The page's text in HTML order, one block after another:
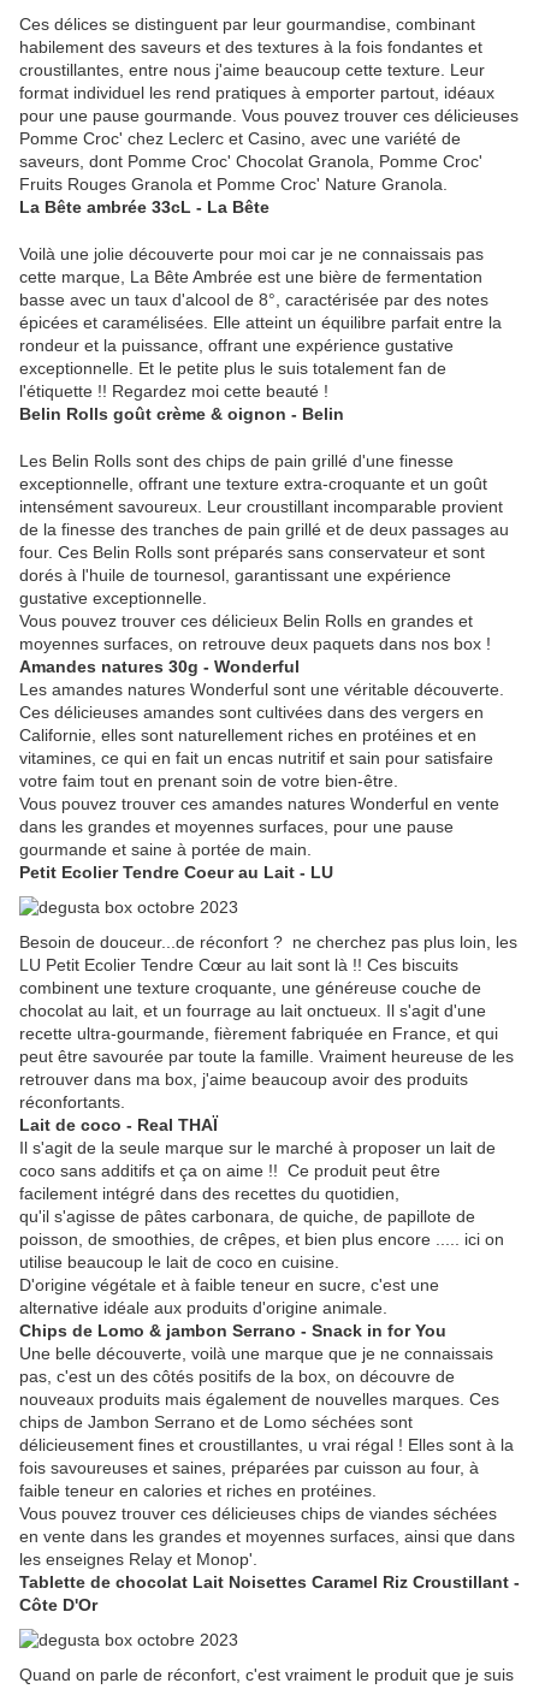
Ces délices se distinguent par leur gourmandise, combinant
habilement des saveurs et des textures à la fois fondantes et
croustillantes, entre nous j'aime beaucoup cette texture. Leur
format individuel les rend pratiques à emporter partout, idéaux
pour une pause gourmande. Vous pouvez trouver ces délicieuses
Pomme Croc' chez Leclerc et Casino, avec une variété de
saveurs, dont Pomme Croc' Chocolat Granola, Pomme Croc'
Fruits Rouges Granola et Pomme Croc' Nature Granola.
La Bête ambrée 33cL - La Bête
Voilà une jolie découverte pour moi car je ne connaissais pas
cette marque, La Bête Ambrée est une bière de fermentation
basse avec un taux d'alcool de 8°, caractérisée par des notes
épicées et caramélisées. Elle atteint un équilibre parfait entre la
rondeur et la puissance, offrant une expérience gustative
exceptionnelle. Et le petite plus le suis totalement fan de
l'étiquette !! Regardez moi cette beauté !
Belin Rolls goût crème & oignon - Belin
Les Belin Rolls sont des chips de pain grillé d'une finesse
exceptionnelle, offrant une texture extra-croquante et un goût
intensément savoureux. Leur croustillant incomparable provient
de la finesse des tranches de pain grillé et de deux passages au
four. Ces Belin Rolls sont préparés sans conservateur et sont
dorés à l'huile de tournesol, garantissant une expérience
gustative exceptionnelle.
Vous pouvez trouver ces délicieux Belin Rolls en grandes et
moyennes surfaces, on retrouve deux paquets dans nos box !
Amandes natures 30g - Wonderful
Les amandes natures Wonderful sont une véritable découverte.
Ces délicieuses amandes sont cultivées dans des vergers en
Californie, elles sont naturellement riches en protéines et en
vitamines, ce qui en fait un encas nutritif et sain pour satisfaire
votre faim tout en prenant soin de votre bien-être.
Vous pouvez trouver ces amandes natures Wonderful en vente
dans les grandes et moyennes surfaces, pour une pause
gourmande et saine à portée de main.
Petit Ecolier Tendre Coeur au Lait - LU
Besoin de douceur...de réconfort ? ne cherchez pas plus loin, les
LU Petit Ecolier Tendre Cœur au lait sont là !! Ces biscuits
combinent une texture croquante, une généreuse couche de
chocolat au lait, et un fourrage au lait onctueux. Il s'agit d'une
recette ultra-gourmande, fièrement fabriquée en France, et qui
peut être savourée par toute la famille. Vraiment heureuse de les
retrouver dans ma box, j'aime beaucoup avoir des produits
réconfortants.
Lait de coco - Real THAÏ
Il s'agit de la seule marque sur le marché à proposer un lait de
coco sans additifs et ça on aime !! Ce produit peut être
facilement intégré dans des recettes du quotidien,
qu'il s'agisse de pâtes carbonara, de quiche, de papillote de
poisson, de smoothies, de crêpes, et bien plus encore ..... ici on
utilise beaucoup le lait de coco en cuisine.
D'origine végétale et à faible teneur en sucre, c'est une
alternative idéale aux produits d'origine animale.
Chips de Lomo & jambon Serrano - Snack in for You
Une belle découverte, voilà une marque que je ne connaissais
pas, c'est un des côtés positifs de la box, on découvre de
nouveaux produits mais également de nouvelles marques. Ces
chips de Jambon Serrano et de Lomo séchées sont
délicieusement fines et croustillantes, u vrai régal ! Elles sont à la
fois savoureuses et saines, préparées par cuisson au four, à
faible teneur en calories et riches en protéines.
Vous pouvez trouver ces délicieuses chips de viandes séchées
en vente dans les grandes et moyennes surfaces, ainsi que dans
les enseignes Relay et Monop'.
Tablette de chocolat Lait Noisettes Caramel Riz Croustillant -
Côte D'Or
Quand on parle de réconfort, c'est vraiment le produit que je suis